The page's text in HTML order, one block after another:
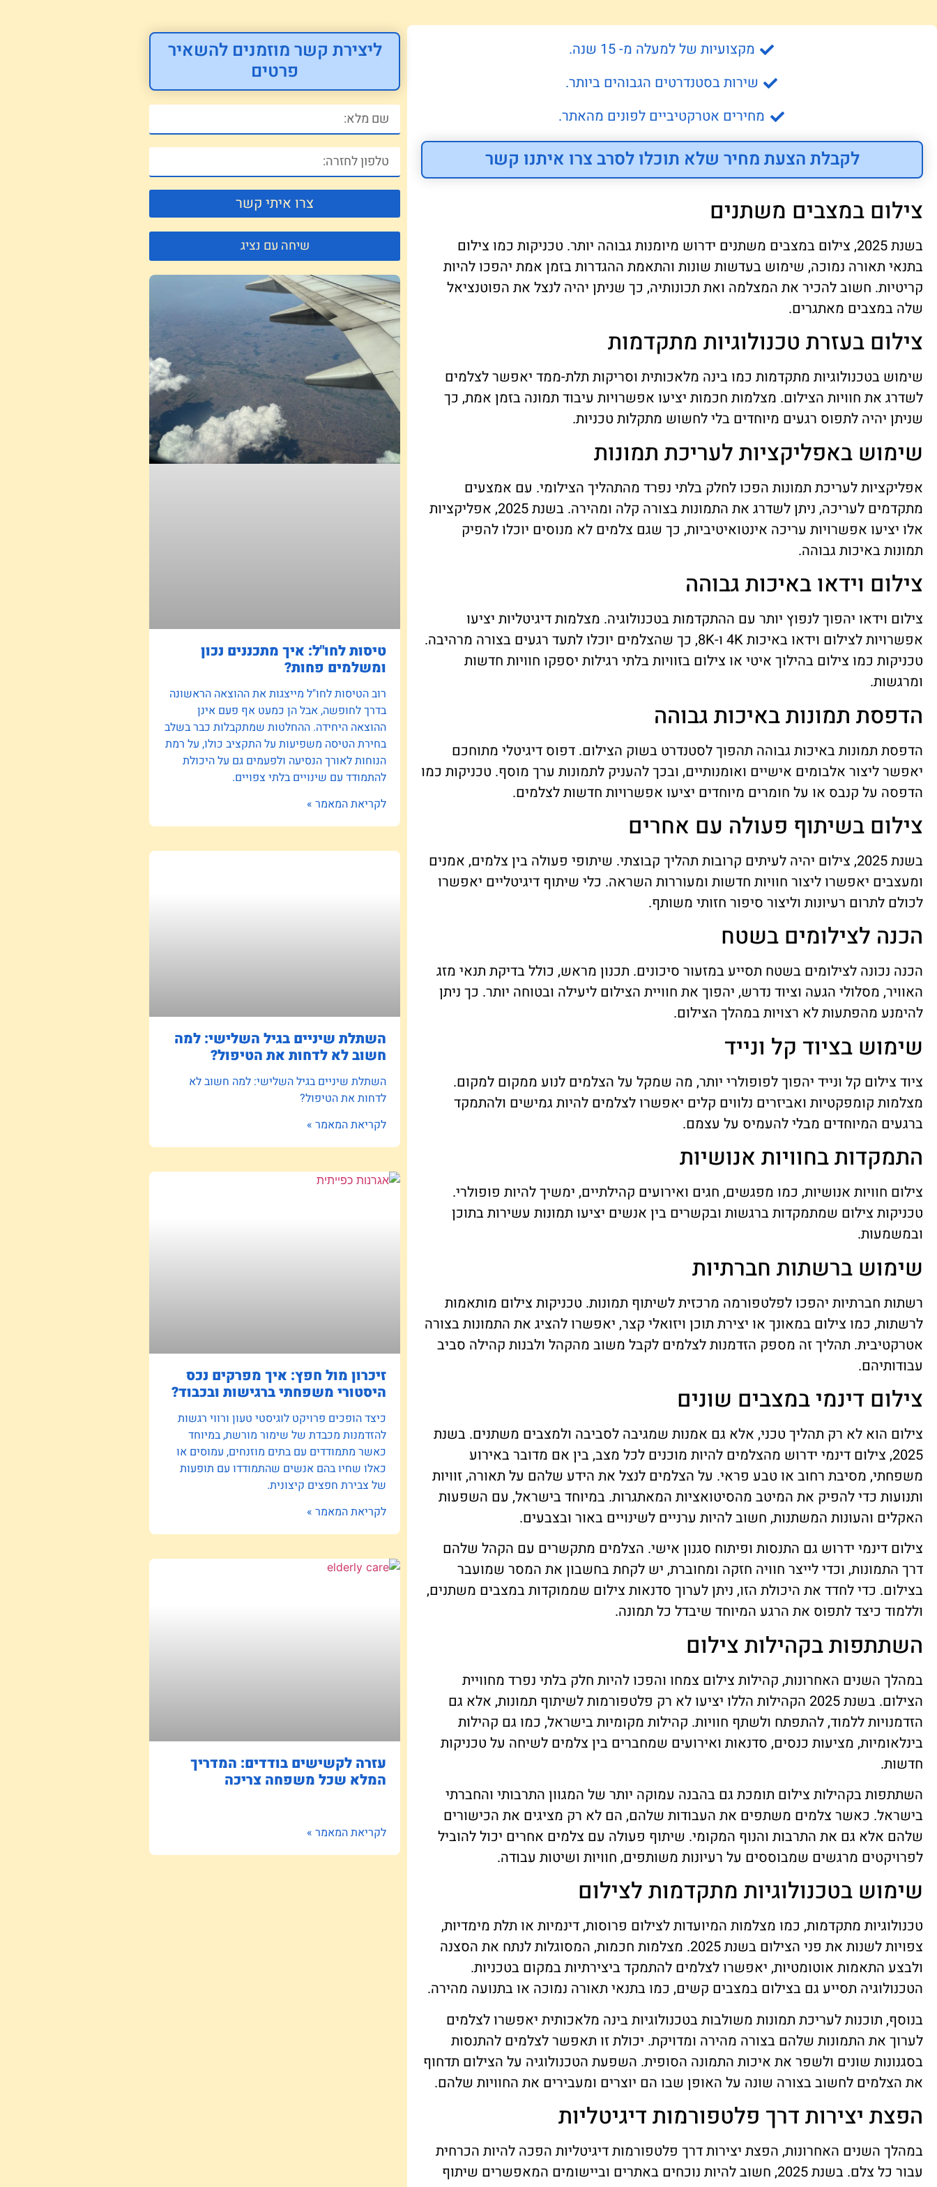
מקצועיות של למעלה מ- 15 שנה.
שירות בסטנדרטים הגבוהים ביותר.
מחירים אטרקטיביים לפונים מהאתר.
לקבלת הצעת מחיר שלא תוכלו לסרב צרו איתנו קשר
צילום במצבים משתנים
בשנת 2025, צילום במצבים משתנים ידרוש מיומנות גבוהה יותר. טכניקות כמו צילום
בתנאי תאורה נמוכה, שימוש בעדשות שונות והתאמת ההגדרות בזמן אמת יהפכו להיות
קריטיות. חשוב להכיר את המצלמה ואת תכונותיה, כך שניתן יהיה לנצל את הפוטנציאל
שלה במצבים מאתגרים.
צילום בעזרת טכנולוגיות מתקדמות
שימוש בטכנולוגיות מתקדמות כמו בינה מלאכותית וסריקות תלת-ממד יאפשר לצלמים
לשדרג את חוויות הצילום. מצלמות חכמות יציעו אפשרויות עיבוד תמונה בזמן אמת, כך
שניתן יהיה לתפוס רגעים מיוחדים בלי לחשוש מתקלות טכניות.
שימוש באפליקציות לעריכת תמונות
אפליקציות לעריכת תמונות הפכו לחלק בלתי נפרד מהתהליך הצילומי. עם אמצעים
מתקדמים לעריכה, ניתן לשדרג את התמונות בצורה קלה ומהירה. בשנת 2025, אפליקציות
אלו יציעו אפשרויות עריכה אינטואיטיביות, כך שגם צלמים לא מנוסים יוכלו להפיק
תמונות באיכות גבוהה.
צילום וידאו באיכות גבוהה
צילום וידאו יהפוך לנפוץ יותר עם ההתקדמות בטכנולוגיה. מצלמות דיגיטליות יציעו
אפשרויות לצילום וידאו באיכות 4K ו-8K, כך שהצלמים יוכלו לתעד רגעים בצורה מרהיבה.
טכניקות כמו צילום בהילוך איטי או צילום בזוויות בלתי רגילות יספקו חוויות חדשות
ומרגשות.
הדפסת תמונות באיכות גבוהה
הדפסת תמונות באיכות גבוהה תהפוך לסטנדרט בשוק הצילום. דפוס דיגיטלי מתוחכם
יאפשר ליצור אלבומים אישיים ואומנותיים, ובכך להעניק לתמונות ערך מוסף. טכניקות כמו
הדפסה על קנבס או על חומרים מיוחדים יציעו אפשרויות חדשות לצלמים.
צילום בשיתוף פעולה עם אחרים
בשנת 2025, צילום יהיה לעיתים קרובות תהליך קבוצתי. שיתופי פעולה בין צלמים, אמנים
ומעצבים יאפשרו ליצור חוויות חדשות ומעוררות השראה. כלי שיתוף דיגיטליים יאפשרו
לכולם לתרום רעיונות וליצור סיפור חזותי משותף.
הכנה לצילומים בשטח
הכנה נכונה לצילומים בשטח תסייע במזעור סיכונים. תכנון מראש, כולל בדיקת תנאי מזג
האוויר, מסלולי הגעה וציוד נדרש, יהפוך את חוויית הצילום ליעילה ובטוחה יותר. כך ניתן
להימנע מהפתעות לא רצויות במהלך הצילום.
שימוש בציוד קל ונייד
ציוד צילום קל ונייד יהפוך לפופולרי יותר, מה שמקל על הצלמים לנוע ממקום למקום.
מצלמות קומפקטיות ואביזרים נלווים קלים יאפשרו לצלמים להיות גמישים ולהתמקד
ברגעים המיוחדים מבלי להעמיס על עצמם.
התמקדות בחוויות אנושיות
צילום חוויות אנושיות, כמו מפגשים, חגים ואירועים קהילתיים, ימשיך להיות פופולרי.
טכניקות צילום שמתמקדות ברגשות ובקשרים בין אנשים יציעו תמונות עשירות בתוכן
ובמשמעות.
שימוש ברשתות חברתיות
רשתות חברתיות יהפכו לפלטפורמה מרכזית לשיתוף תמונות. טכניקות צילום מותאמות
לרשתות, כמו צילום במאונך או יצירת תוכן ויזואלי קצר, יאפשרו להציג את התמונות בצורה
אטרקטיבית. תהליך זה מספק הזדמנות לצלמים לקבל משוב מהקהל ולבנות קהילה סביב
עבודותיהם.
צילום דינמי במצבים שונים
צילום הוא לא רק תהליך טכני, אלא גם אמנות שמגיבה לסביבה ולמצבים משתנים. בשנת
2025, צילום דינמי ידרוש מהצלמים להיות מוכנים לכל מצב, בין אם מדובר באירוע
משפחתי, מסיבת רחוב או טבע פראי. על הצלמים לנצל את הידע שלהם על תאורה, זוויות
ותנועות כדי להפיק את המיטב מהסיטואציות המאתגרות. במיוחד בישראל, עם השפעות
האקלים והעונות המשתנות, חשוב להיות ערניים לשינויים באור ובצבעים.
צילום דינמי ידרוש גם התנסות ופיתוח סגנון אישי. הצלמים מתקשרים עם הקהל שלהם
דרך התמונות, וכדי לייצר חוויה חזקה ומחוברת, יש לקחת בחשבון את המסר שמועבר
בצילום. כדי לחדד את היכולת הזו, ניתן לערוך סדנאות צילום שממוקדות במצבים משתנים,
וללמוד כיצד לתפוס את הרגע המיוחד שיבדל כל תמונה.
השתתפות בקהילות צילום
במהלך השנים האחרונות, קהילות צילום צמחו והפכו להיות חלק בלתי נפרד מחוויית
הצילום. בשנת 2025 הקהילות הללו יציעו לא רק פלטפורמות לשיתוף תמונות, אלא גם
הזדמנויות ללמוד, להתפתח ולשתף חוויות. קהילות מקומיות בישראל, כמו גם קהילות
בינלאומיות, מציעות כנסים, סדנאות ואירועים שמחברים בין צלמים לשיחה על טכניקות
חדשות.
השתתפות בקהילות צילום תומכת גם בהבנה עמוקה יותר של המגוון התרבותי והחברתי
בישראל. כאשר צלמים משתפים את העבודות שלהם, הם לא רק מציגים את הכישורים
שלהם אלא גם את התרבות והנוף המקומי. שיתוף פעולה עם צלמים אחרים יכול להוביל
לפרויקטים מרגשים שמבוססים על רעיונות משותפים, חוויות ושיטות עבודה.
שימוש בטכנולוגיות מתקדמות לצילום
טכנולוגיות מתקדמות, כמו מצלמות המיועדות לצילום פרוסות, דינמיות או תלת מימדיות,
צפויות לשנות את פני הצילום בשנת 2025. מצלמות חכמות, המסוגלות לנתח את הסצנה
ולבצע התאמות אוטומטיות, יאפשרו לצלמים להתמקד ביצירתיות במקום בטכניות.
הטכנולוגיה תסייע גם בצילום במצבים קשים, כמו בתנאי תאורה נמוכה או בתנועה מהירה.
בנוסף, תוכנות לעריכת תמונות משולבות בטכנולוגיות בינה מלאכותית יאפשרו לצלמים
לערוך את התמונות שלהם בצורה מהירה ומדויקת. יכולת זו תאפשר לצלמים להתנסות
בסגנונות שונים ולשפר את איכות התמונה הסופית. השפעת הטכנולוגיה על הצילום תדחוף
את הצלמים לחשוב בצורה שונה על האופן שבו הם יוצרים ומעבירים את החוויות שלהם.
הפצת יצירות דרך פלטפורמות דיגיטליות
במהלך השנים האחרונות, הפצת יצירות דרך פלטפורמות דיגיטליות הפכה להיות הכרחית
עבור כל צלם. בשנת 2025, חשוב להיות נוכחים באתרים וביישומים המאפשרים שיתוף
ליצירת קשר מוזמנים להשאיר
פרטים
צרו איתי קשר
שיחה עם נציג
טיסות לחו"ל: איך מתכננים נכון
ומשלמים פחות?
רוב הטיסות לחו"ל מייצגות את ההוצאה הראשונה
בדרך לחופשה, אבל הן כמעט אף פעם אינן
ההוצאה היחידה. ההחלטות שמתקבלות כבר בשלב
בחירת הטיסה משפיעות על התקציב כולו, על רמת
הנוחות לאורך הנסיעה ולפעמים גם על היכולת
להתמודד עם שינויים בלתי צפויים.
לקריאת המאמר »
השתלת שיניים בגיל השלישי: למה
חשוב לא לדחות את הטיפול?
השתלת שיניים בגיל השלישי: למה חשוב לא
לדחות את הטיפול?
לקריאת המאמר »
זיכרון מול חפץ: איך מפרקים נכס
היסטורי משפחתי ברגישות ובכבוד?
כיצד הופכים פרויקט לוגיסטי טעון ורווי רגשות
להזדמנות מכבדת של שימור מורשת, במיוחד
כאשר מתמודדים עם בתים מוזנחים, עמוסים או
כאלו שחיו בהם אנשים שהתמודדו עם תופעות
של צבירת חפצים קיצונית.
לקריאת המאמר »
עזרה לקשישים בודדים: המדריך
המלא שכל משפחה צריכה
לקריאת המאמר »